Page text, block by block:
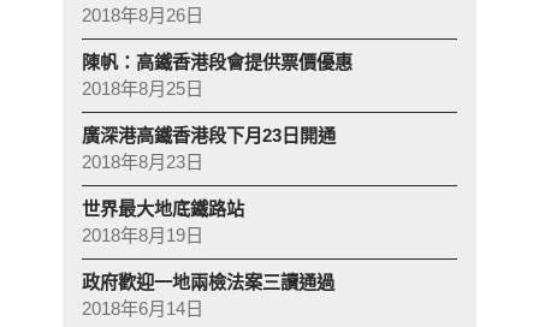
2018年8月26日
陳帆：高鐵香港段會提供票價優惠
2018年8月25日
廣深港高鐵香港段下月23日開通
2018年8月23日
世界最大地底鐵路站
2018年8月19日
政府歡迎一地兩檢法案三讀通過
2018年6月14日